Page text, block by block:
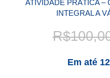
ATIVIDADE PRÁTICA –
INTEGRAL A
R$
Em até